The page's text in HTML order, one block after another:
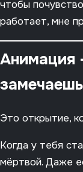
чтобы
работает, мне
Анимация
Это открытие,
Когда у тебя
мёртвой. Даже